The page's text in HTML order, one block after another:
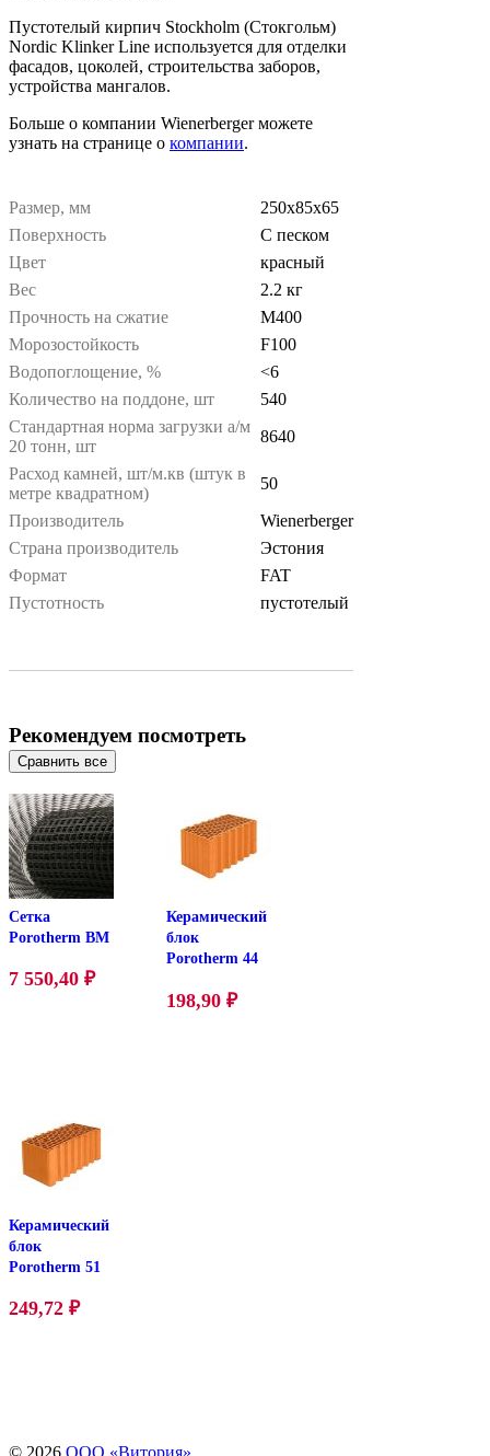
Пустотелый кирпич Stockholm (Стокгольм)
Nordic Klinker Line используется для отделки
фасадов, цоколей, строительства заборов,
устройства мангалов.
Больше о компании Wienerberger можете
узнать на странице о компании.
Размер, мм
250x85x65
Поверхность
С песком
Цвет
красный
Вес
2.2 кг
Прочность на сжатие
М400
Морозостойкость
F100
Водопоглощение, %
<6
Количество на поддоне, шт
540
Стандартная норма загрузки а/м
20 тонн, шт
8640
Расход камней, шт/м.кв (штук в
метре квадратном)
50
Производитель
Wienerberger
Страна производитель
Эстония
Формат
FAT
Пустотность
пустотелый
Рекомендуем посмотреть
Сетка
Porotherm BM
7 550,40 ₽
Керамический
блок
Porotherm 44
198,90 ₽
Керамический
блок
Porotherm 51
249,72 ₽
© 2026 ООО «Витория»